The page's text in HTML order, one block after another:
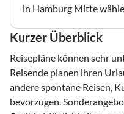
in Hamburg Mitte
Kurzer Überblick
Reisepläne können sehr
Reisende planen ihren
andere spontane Reisen,
bevorzugen.